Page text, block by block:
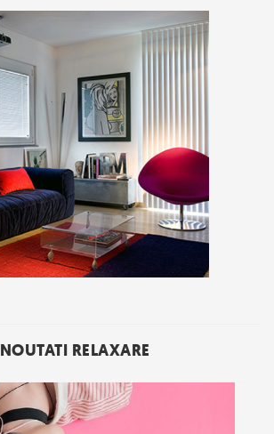
NOUTATI RELAXARE